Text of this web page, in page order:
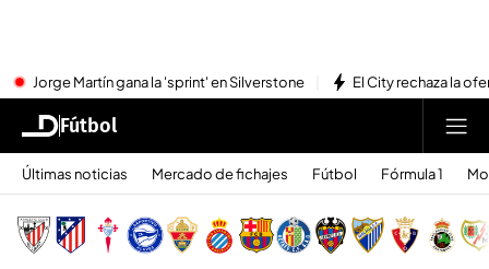
Jorge Martín gana la 'sprint' en Silverstone El City rechaza la
Fútbol
Últimas noticias Mercado de fichajes Fútbol Fórmula 1